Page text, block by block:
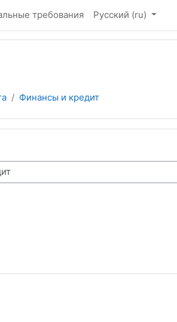
требования Русский ‎(ru)‎
Финансы и кредит